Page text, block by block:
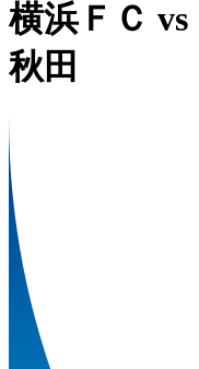
横浜ＦＣ vs
秋田